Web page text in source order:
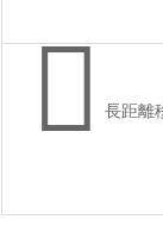
長距離